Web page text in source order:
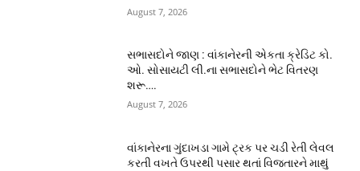
August 7, 2026
સભાસદોને જાણ : વાંકાનેરની એકતા ક્રેડિટ કો.
ઓ. સોસાયટી લી.ના સભાસદોને ભેટ વિતરણ
શરૂ….
August 7, 2026
વાંકાનેરના ગુંદાખડા ગામે ટ્રક પર ચડી રેતી લેવલ
કરતી વખતે ઉપરથી પસાર થતાં વિજતારને માથું